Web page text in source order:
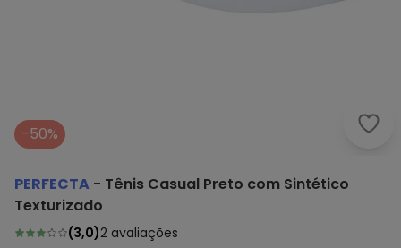
-50%
PERFECTA - Tênis Casual Preto com Sintético
Texturizado
(3,0)2 avaliações